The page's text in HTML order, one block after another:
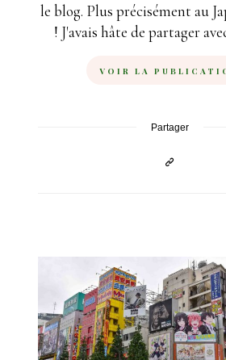
le blog. Plus précisément au
! J'avais hâte de partager
VOIR LA
Partager